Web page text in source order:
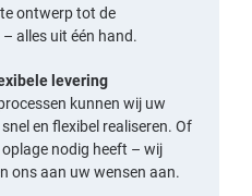
ontwerp tot de
alles uit één hand.
levering
kunnen wij uw
en flexibel realiseren. Of
nodig heeft – wij
ons aan uw wensen aan.